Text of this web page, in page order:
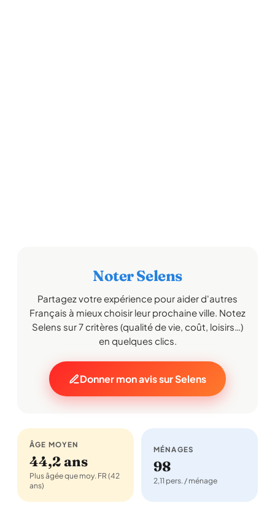
Noter Selens
Partagez votre expérience pour aider d'autres
Français à mieux choisir leur prochaine ville. Notez
Selens sur 7 critères (qualité de vie, coût, loisirs…)
en quelques clics.
Donner mon avis sur Selens
ÂGE MOYEN
44,2 ans
Plus âgée que moy. FR (42
ans)
MÉNAGES
98
2,11 pers. / ménage